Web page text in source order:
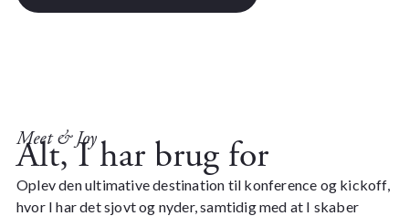
Meet & Joy
Alt, I har brug for
Oplev den ultimative destination til konference og kickoff,
hvor I har det sjovt og nyder, samtidig med at I skaber